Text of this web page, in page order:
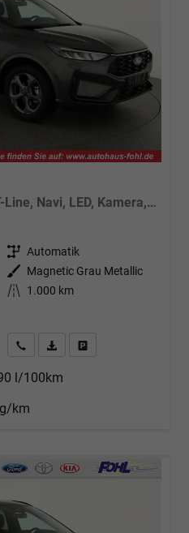
ST-Line 1.5 EcoBoost ST-Line, Navi, LED, Kamera, Winter, FS beheizbar
Getriebe Automatik
Außenfarbe
Magnetic Grau Metallic
Kilometerstand
1.000 km
Angebot anfordern
Fahrzeugexpose (PDF)
l/100km
km